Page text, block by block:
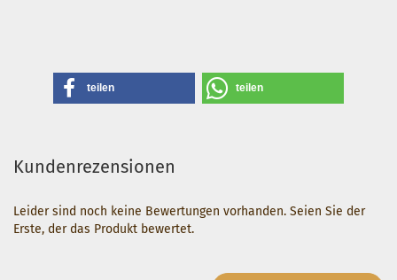
teilen teilen
Kundenrezensionen
Leider sind noch keine Bewertungen vorhanden. Seien Sie der
Erste, der das Produkt bewertet.